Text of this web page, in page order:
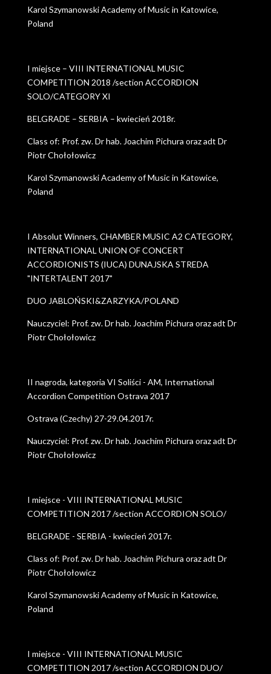
Karol Szymanowski Academy of Music in Katowice,
Poland
I miejsce – VIII INTERNATIONAL MUSIC
COMPETITION 2018 /section ACCORDION
SOLO/CATEGORY XI
BELGRADE – SERBIA – kwiecień 2018r.
Class of: Prof. zw. Dr hab. Joachim Pichura oraz adt Dr
Piotr Chołołowicz
Karol Szymanowski Academy of Music in Katowice,
Poland
I Absolut Winners, CHAMBER MUSIC A2 CATEGORY,
INTERNATIONAL UNION OF CONCERT
ACCORDIONISTS (IUCA) DUNAJSKA STREDA
"INTERTALENT 2017"
DUO JABLOŃSKI&ZARZYKA/POLAND
Nauczyciel: Prof. zw. Dr hab. Joachim Pichura oraz adt Dr
Piotr Chołołowicz
II nagroda, kategoria VI Soliści - AM, International
Accordion Competition Ostrava 2017
Ostrava (Czechy) 27-29.04.2017r.
Nauczyciel: Prof. zw. Dr hab. Joachim Pichura oraz adt Dr
Piotr Chołołowicz
I miejsce - VIII INTERNATIONAL MUSIC
COMPETITION 2017 /section ACCORDION SOLO/
BELGRADE - SERBIA - kwiecień 2017r.
Class of: Prof. zw. Dr hab. Joachim Pichura oraz adt Dr
Piotr Chołołowicz
Karol Szymanowski Academy of Music in Katowice,
Poland
I miejsce - VIII INTERNATIONAL MUSIC
COMPETITION 2017 /section ACCORDION DUO/